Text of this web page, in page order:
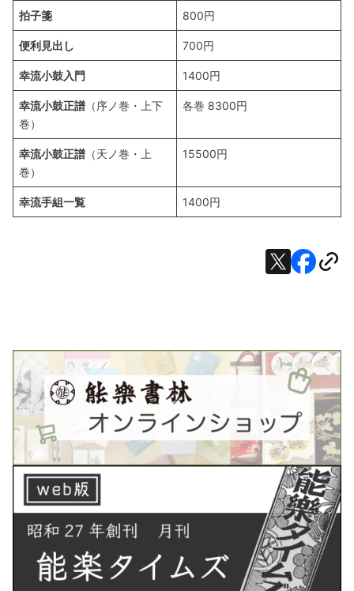
拍子箋 800円
便利見出し 700円
幸流小鼓入門 1400円
幸流小鼓正譜 （序ノ巻・上下
巻）
各巻 8300円
幸流小鼓正譜 （天ノ巻・上
巻）
15500円
幸流手組一覧 1400円
X
Facebook
URL
す
る